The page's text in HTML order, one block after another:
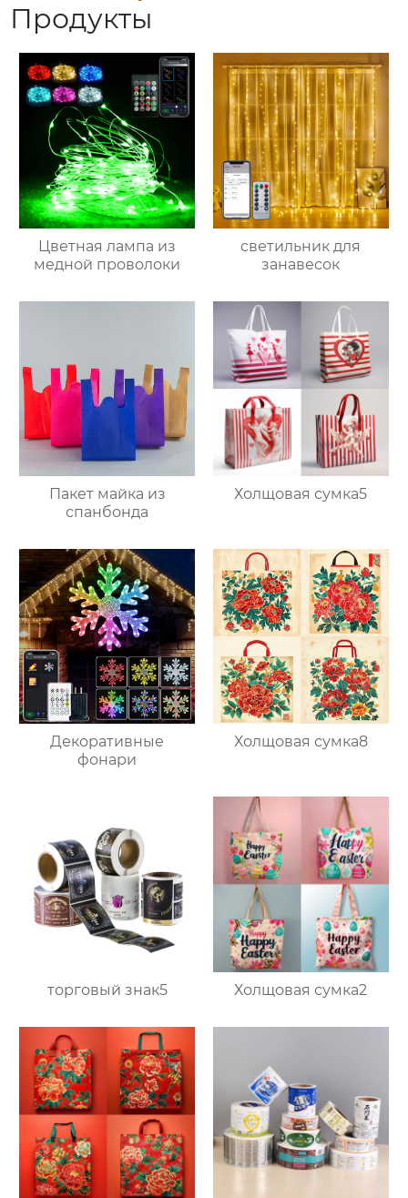
Продукты
Цветная лампа из
медной проволоки
светильник для
занавесок
Пакет майка из
спанбонда
Холщовая сумка5
Декоративные
фонари
Холщовая сумка8
торговый знак5 Холщовая сумка2